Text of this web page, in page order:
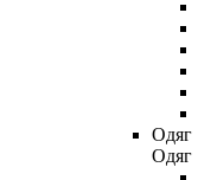
Одяг
Одяг